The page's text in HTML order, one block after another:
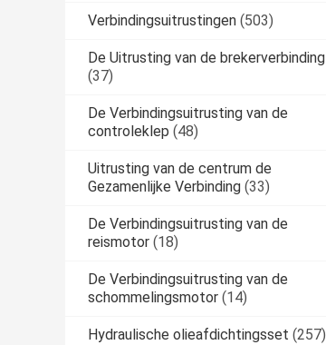
Verbindingsuitrustingen (503)
De Uitrusting van de brekerverbinding
(37)
De Verbindingsuitrusting van de
controleklep (48)
Uitrusting van de centrum de
Gezamenlijke Verbinding (33)
De Verbindingsuitrusting van de
reismotor (18)
De Verbindingsuitrusting van de
schommelingsmotor (14)
Hydraulische olieafdichtingsset (257)